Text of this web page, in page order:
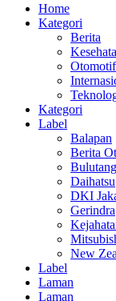
Home
Kategori
Berita
Otomotif
Kategori
Label
Balapan
Berita
Daihatsu
DKI
Gerindra
New
Label
Laman
Laman